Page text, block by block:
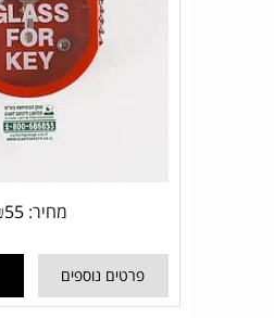
מחיר: 55
פרטים נוספים